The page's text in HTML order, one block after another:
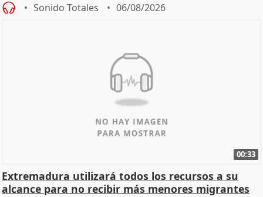
Sonido Totales 06/08/2026
00:33
Extremadura utilizará todos los recursos a su
alcance para no recibir más menores migrantes